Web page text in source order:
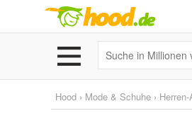
Hood › Mode & Schuhe ›